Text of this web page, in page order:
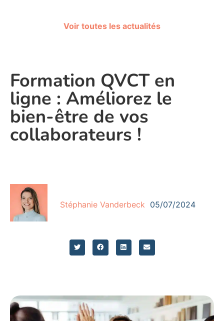
Voir toutes les actualités
Formation QVCT en
ligne : Améliorez le
bien-être de vos
collaborateurs !
Stéphanie Vanderbeck 05/07/2024